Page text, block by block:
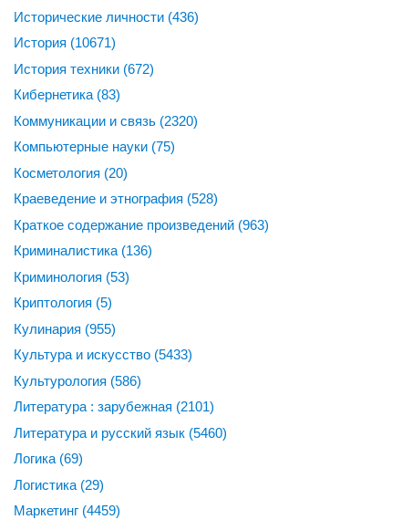
Исторические личности (436)
История (10671)
История техники (672)
Кибернетика (83)
Коммуникации и связь (2320)
Компьютерные науки (75)
Косметология (20)
Краеведение и этнография (528)
Краткое содержание произведений (963)
Криминалистика (136)
Криминология (53)
Криптология (5)
Кулинария (955)
Культура и искусство (5433)
Культурология (586)
Литература : зарубежная (2101)
Литература и русский язык (5460)
Логика (69)
Логистика (29)
Маркетинг (4459)